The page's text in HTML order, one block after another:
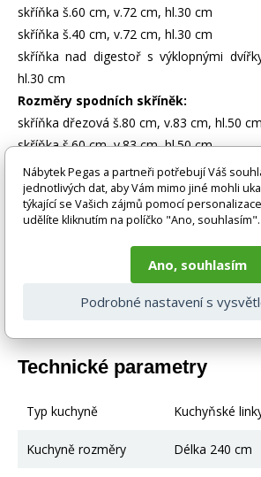
skříňka š.60 cm, v.72 cm, hl.30 cm
skříňka š.40 cm, v.72 cm, hl.30 cm
skříňka nad digestoř s výklopnými
hl.30 cm
Rozměry spodních skříněk:
skříňka dřezová š.80 cm, v.83 cm, hl.50 cm
skříňka š.60 cm, v.83 cm, hl.50 cm
skříňka se zásuvkami š.40 cm, v.83 cm,
Zboží je dodáváno bez doplňků a
doplňků, spotřebičů, baterie, matrací
Pokud není uvedeno jinak. Většinou je
demontovaném stavu, dle charakteru
být i ilustrační a barva produktu nemusí
vlivem nastavení monitoru a převodem do
případě nejasností kontaktujte naše
Technické parametry
Typ kuchyně Kuchyňské
Kuchyně rozměry Délka 240 cm
Nábytek Pegas a partneři potřebují Váš
jednotlivých dat, aby Vám mimo jiné mohli
týkající se Vašich zájmů pomocí
udělíte kliknutím na políčko "Ano, souhlasím".
Ano, souhlasím
Podrobné nastavení s